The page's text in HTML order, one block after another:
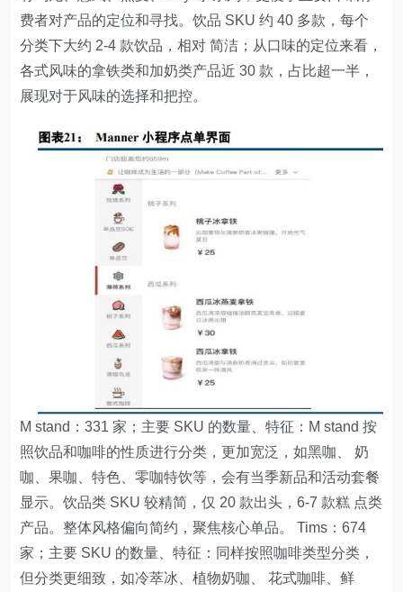
费者对产品的定位和寻找。饮品 SKU 约 40 多款，每个
分类下大约 2-4 款饮品，相对 简洁；从口味的定位来看，
各式风味的拿铁类和加奶类产品近 30 款，占比超一半，
展现对于风味的选择和把控。
M stand：331 家；主要 SKU 的数量、特征：M stand 按
照饮品和咖啡的性质进行分类，更加宽泛，如黑咖、 奶
咖、果咖、特色、零咖特饮等，会有当季新品和活动套餐
显示。饮品类 SKU 较精简，仅 20 款出头，6-7 款糕 点类
产品。整体风格偏向简约，聚焦核心单品。 Tims：674
家；主要 SKU 的数量、特征：同样按照咖啡类型分类，
但分类更细致，如冷萃冰、植物奶咖、 花式咖啡、鲜